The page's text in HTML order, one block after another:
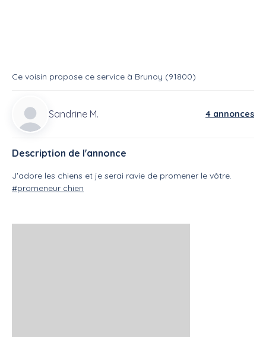
Ce voisin propose ce service à Brunoy (91800)
Sandrine M. 4 annonces
Description de l'annonce
J'adore les chiens et je serai ravie de promener le vôtre.
#promeneur chien